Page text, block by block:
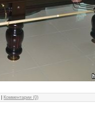
Комментарии (0)